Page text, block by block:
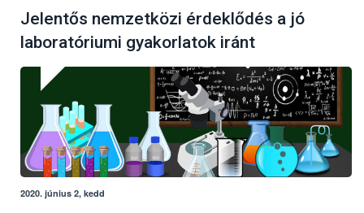
Jelentős nemzetközi érdeklődés a jó
laboratóriumi gyakorlatok iránt
2020. június 2, kedd